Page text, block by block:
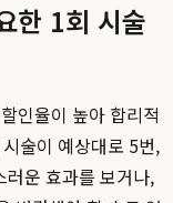
한 1회 시술
인율이 높아 합리적
술이 예상대로 5번,
운 효과를 보거나,